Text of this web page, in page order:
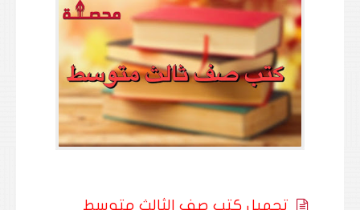
تحميل كتب صف الثالث متوسط